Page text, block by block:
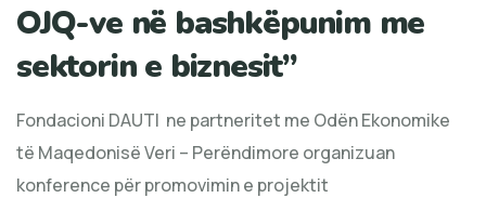
OJQ-ve në bashkëpunim me
sektorin e biznesit”
Fondacioni DAUTI ne partneritet me Odën Ekonomike
të Maqedonisë Veri – Perëndimore organizuan
konference për promovimin e projektit